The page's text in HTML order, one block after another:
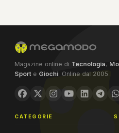
Magazine online di Tecnologia,
Sport e Giochi. Online dal 2005.
CATEGORIE